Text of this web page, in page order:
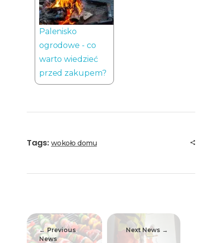
Palenisko
ogrodowe - co
warto wiedzieć
przed zakupem?
Tags: wokoło domu
Previous
News
Next News